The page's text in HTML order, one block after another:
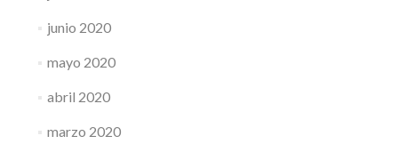
junio 2020
mayo 2020
abril 2020
marzo 2020